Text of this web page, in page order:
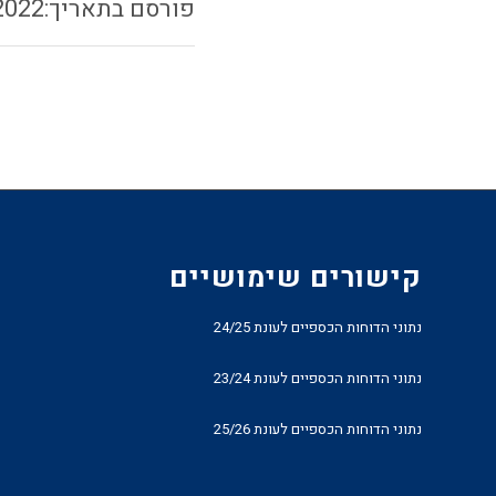
קישורים שימושיים
נתוני הדוחות הכספיים לעונת 24/25
נתוני הדוחות הכספיים לעונת 23/24
נתוני הדוחות הכספיים לעונת 25/26